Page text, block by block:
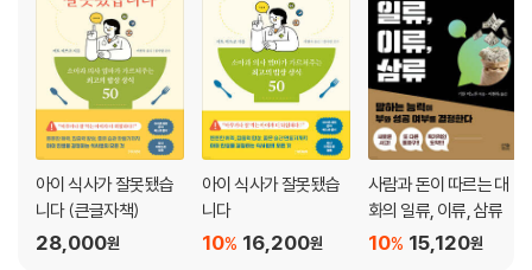
아이 식사가 잘못됐습
니다 (큰글자책)
28,000원
아이 식사가 잘못됐습
니다
16,200원
10%
사람과 돈이 따르는 대
화의 일류, 이류, 삼류
15,120원
10%